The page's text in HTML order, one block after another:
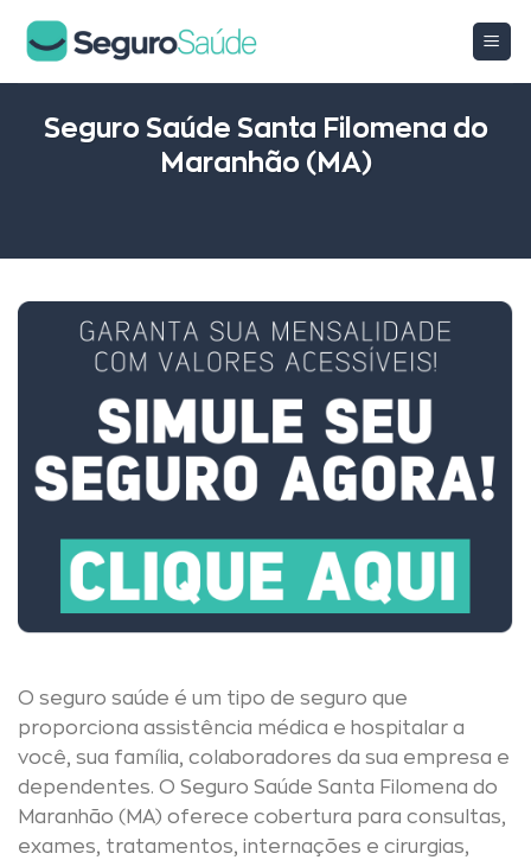
Seguro Saúde Santa Filomena do
Maranhão (MA)
O seguro saúde é um tipo de seguro que
proporciona assistência médica e hospitalar a
você, sua família, colaboradores da sua empresa e
dependentes. O Seguro Saúde Santa Filomena do
Maranhão (MA) oferece cobertura para consultas,
exames, tratamentos, internações e cirurgias,